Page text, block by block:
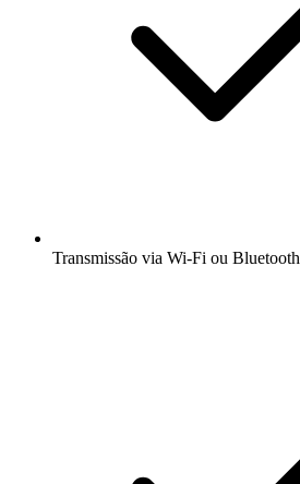
Transmissão via Wi-Fi ou Bluetooth